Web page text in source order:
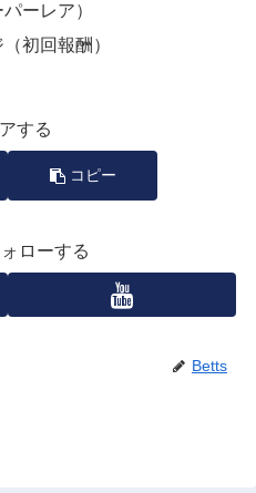
ーレア）
初回報酬）
する
コピー
ローする
Betts